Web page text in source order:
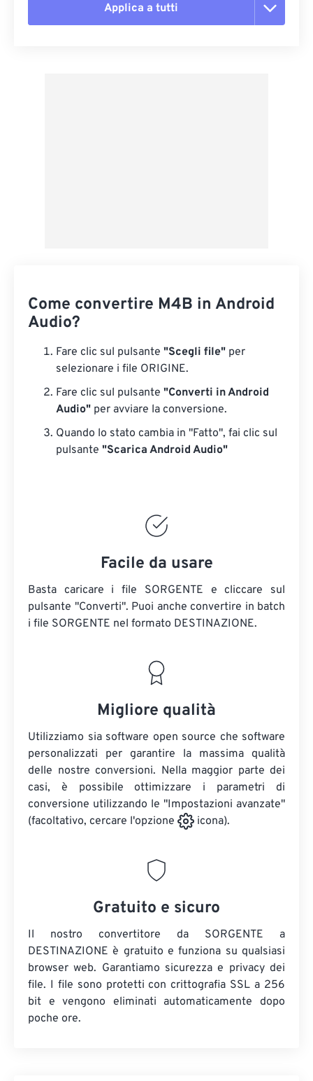
Applica a tutti
Come convertire M4B in Android
Audio?
Fare clic sul pulsante "Scegli file" per
selezionare i file ORIGINE.
Fare clic sul pulsante "Converti in Android
Audio" per avviare la conversione.
Quando lo stato cambia in "Fatto", fai clic sul
pulsante "Scarica Android Audio"
Facile da usare
Basta caricare i file SORGENTE e cliccare sul
pulsante "Converti". Puoi anche convertire in batch
i file SORGENTE nel formato DESTINAZIONE.
Migliore qualità
Utilizziamo sia software open source che software
personalizzati per garantire la massima qualità
delle nostre conversioni. Nella maggior parte dei
casi, è possibile ottimizzare i parametri di
conversione utilizzando le "Impostazioni avanzate"
(facoltativo, cercare l'opzione
icona).
Gratuito e sicuro
Il nostro convertitore da SORGENTE a
DESTINAZIONE è gratuito e funziona su qualsiasi
browser web. Garantiamo sicurezza e privacy dei
file. I file sono protetti con crittografia SSL a 256
bit e vengono eliminati automaticamente dopo
poche ore.